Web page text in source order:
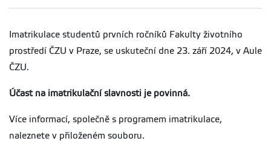
Imatrikulace studentů prvních ročníků Fakulty životního
prostředí ČZU v Praze, se uskuteční dne 23. září 2024, v Aule
ČZU.
Účast na imatrikulační slavnosti je povinná.
Více informací, společně s programem imatrikulace,
naleznete v přiloženém souboru.